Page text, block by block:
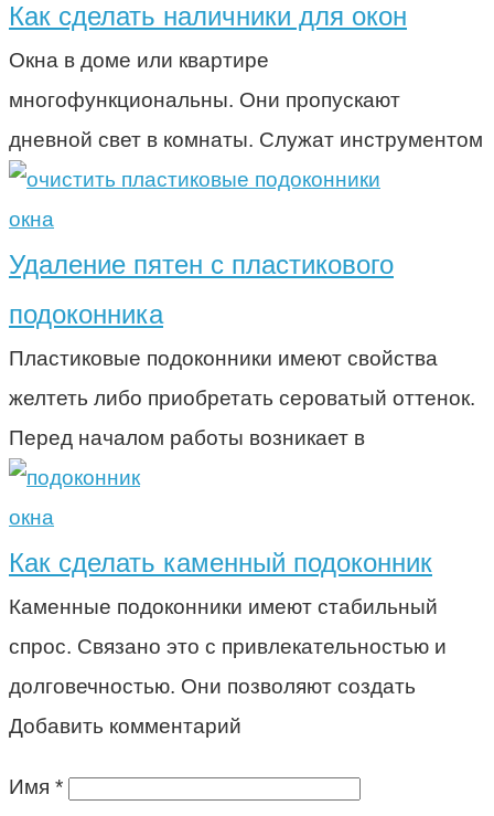
Как сделать наличники для окон
Окна в доме или квартире
многофункциональны. Они пропускают
дневной свет в комнаты. Служат инструментом
окна
Удаление пятен с пластикового
подоконника
Пластиковые подоконники имеют свойства
желтеть либо приобретать сероватый оттенок.
Перед началом работы возникает в
окна
Как сделать каменный подоконник
Каменные подоконники имеют стабильный
спрос. Связано это с привлекательностью и
долговечностью. Они позволяют создать
Добавить комментарий
Имя *